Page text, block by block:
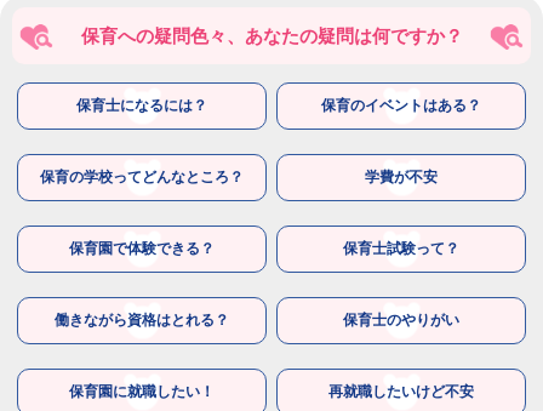
保育への疑問色々、あなたの疑問は何ですか？
保育士になるには？ 保育のイベントはある？
保育の学校ってどんなところ？ 学費が不安
保育園で体験できる？ 保育士試験って？
働きながら資格はとれる？ 保育士のやりがい
保育園に就職したい！ 再就職したいけど不安